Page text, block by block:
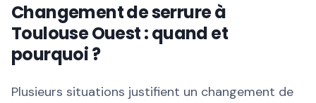
Changement de serrure à
Toulouse Ouest : quand et
pourquoi ?
Plusieurs situations justifient un changement de